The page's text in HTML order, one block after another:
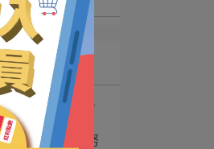
原蛋白有撇步
紋會比薪水更努